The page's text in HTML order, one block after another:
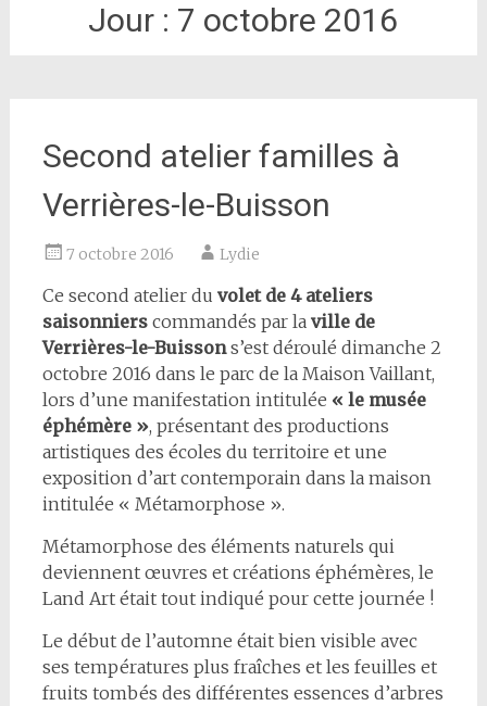
Jour : 7 octobre 2016
Second atelier familles à
Verrières-le-Buisson
7 octobre 2016 Lydie
Ce second atelier du volet de 4 ateliers
saisonnierscommandés par la ville de
Verrières-le-Buissons’est déroulé dimanche 2
octobre 2016 dans le parc de la Maison Vaillant,
lors d’une manifestation intitulée « le musée
éphémère », présentant des productions
artistiques des écoles du territoire et une
exposition d’art contemporain dans la maison
intitulée « Métamorphose ».
Métamorphose des éléments naturels qui
deviennent œuvres et créations éphémères, le
Land Art était tout indiqué pour cette journée !
Le début de l’automne était bien visible avec
ses températures plus fraîches et les feuilles et
fruits tombés des différentes essences d’arbres